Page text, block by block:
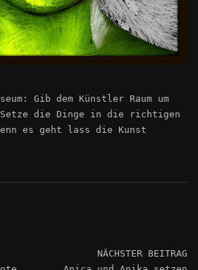
Gib dem Künstler Raum um
die Dinge in die richtigen
es geht lass die Kunst
NÄCHSTER BEITRAG